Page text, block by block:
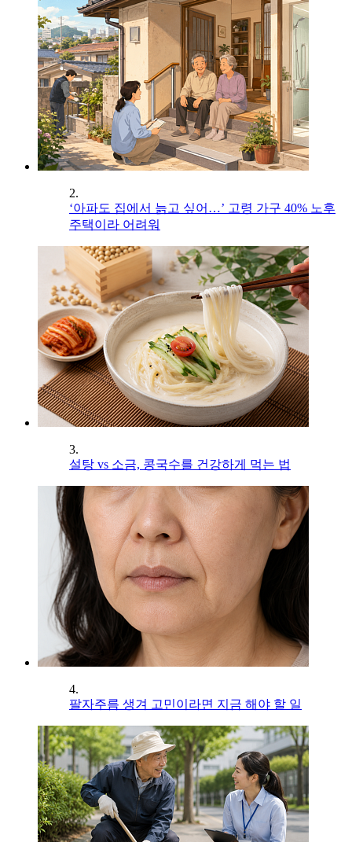
2.
‘아파도 집에서 늙고 싶어…’ 고령 가구 40% 노후
주택이라 어려워
3.
설탕 vs 소금, 콩국수를 건강하게 먹는 법
4.
팔자주름 생겨 고민이라면 지금 해야 할 일